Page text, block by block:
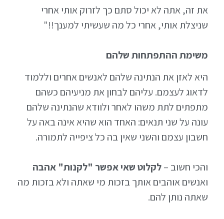
את זה, אתה לא יכול סתם כך לזרוק אותי אחרי
שניצלת אותי, אחרי כל מה שעשיתי למענך!!"
משימת ההתפתחות שלהם
היא לאזן את הנתינה שלהם לאנשים אחרים וללמוד
לדאוג לעצמם. עליהם לבחון את מניעיהם כשהם
מתפתים לתת משהו לאחר ולוודא שהנתינה שלהם
עונה על שני תנאים: האחד הוא שהיא אינה באה על
חשבון עצמם והשני שאין בה כל ציפייה לתמורה.
והכי חשוב –לקלוט שאי אפשר "לקנות" אהבה
ואנשים אוהבים אותך בזכות מי שאתה ולא בזכות מה
שאתה נותן להם.